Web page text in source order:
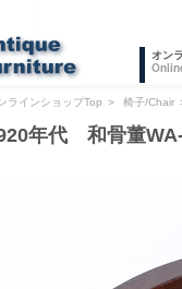
オン
ラインショップTop ＞ 椅子/Chair
年代 和骨董WA-